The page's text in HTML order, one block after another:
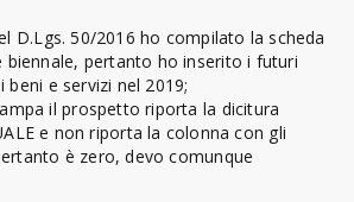
D.Lgs. 50/2016 ho compilato la scheda
biennale, pertanto ho inserito i futuri
e servizi nel 2019;
il prospetto riporta la dicitura
e non riporta la colonna con gli
è zero, devo comunque